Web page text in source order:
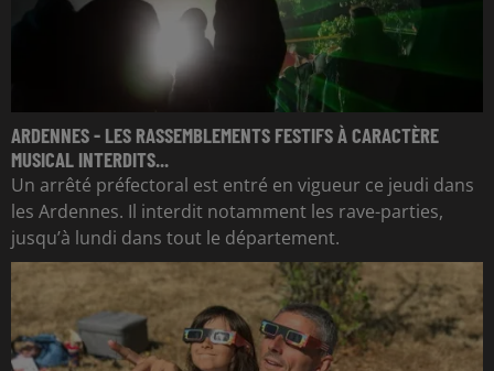
ARDENNES - LES RASSEMBLEMENTS FESTIFS À CARACTÈRE
MUSICAL INTERDITS...
Un arrêté préfectoral est entré en vigueur ce jeudi dans
les Ardennes. Il interdit notamment les rave-parties,
jusqu’à lundi dans tout le département.